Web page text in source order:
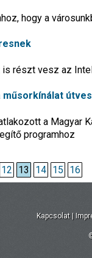
hogy a
részt vesz az
a Magyar
programhoz
12 13 14 15 16
Kapcsolat |